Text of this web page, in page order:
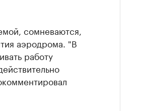
сомневаются,
аэродрома. "В
работу